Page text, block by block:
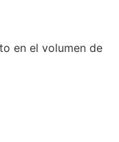
en el volumen de